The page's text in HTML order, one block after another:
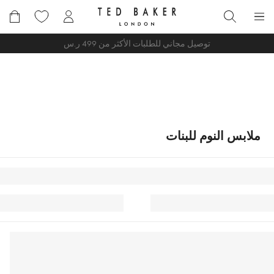
إلى
المحتوى
بحث
توصيل مجاني للطلبات الأكثر من 499 ر.س
ملابس النوم للبنات